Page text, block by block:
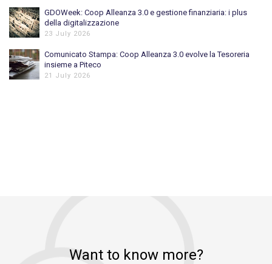
GDOWeek: Coop Alleanza 3.0 e gestione finanziaria: i plus
della digitalizzazione
23 July 2026
Comunicato Stampa: Coop Alleanza 3.0 evolve la Tesoreria
insieme a Piteco
21 July 2026
Want to know more?